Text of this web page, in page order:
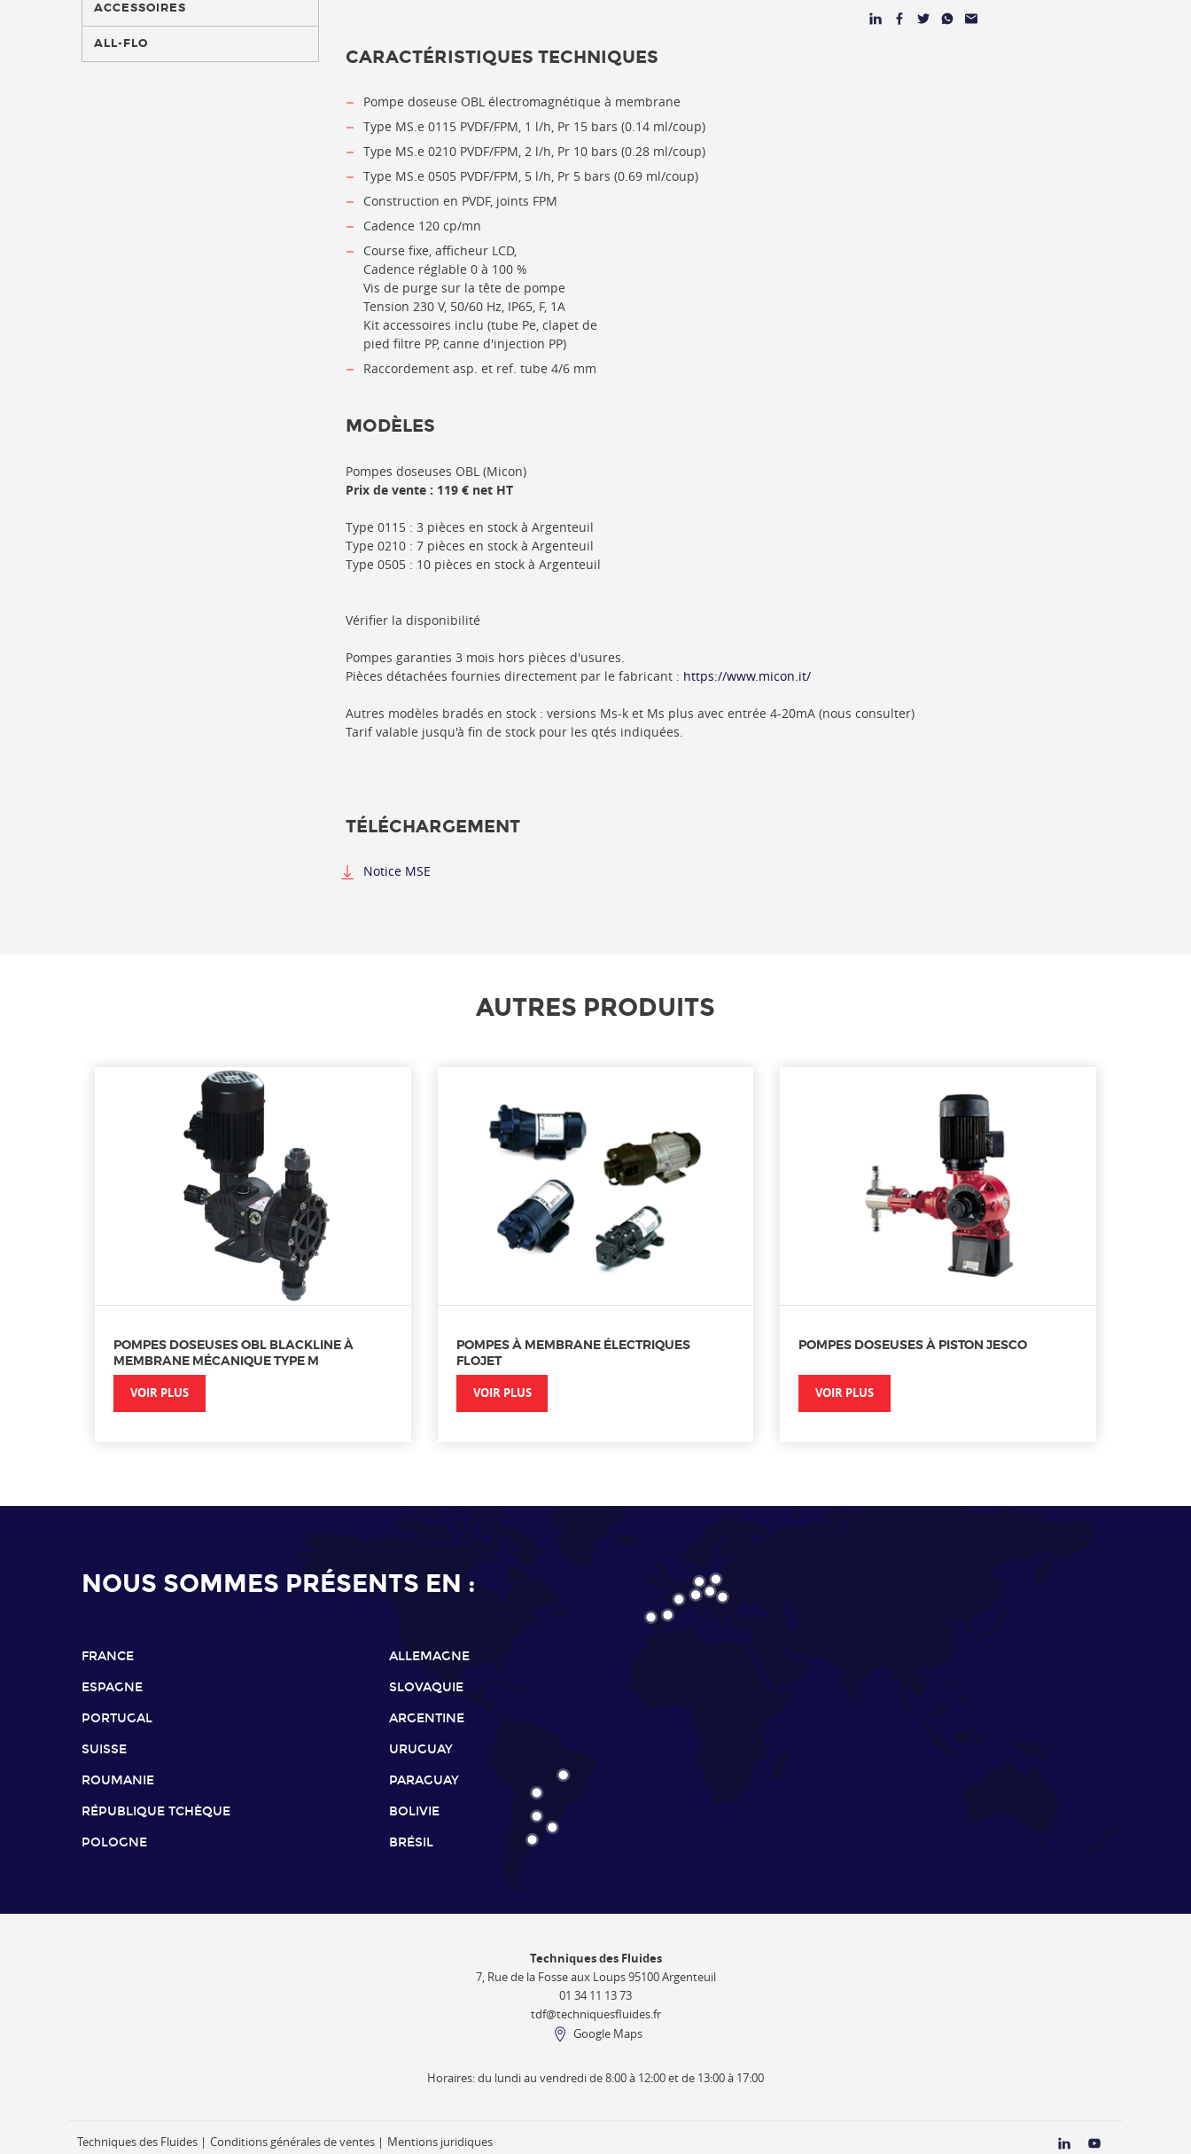
ACCESSOIRES
ALL-FLO
CARACTÉRISTIQUES TECHNIQUES
Pompe doseuse OBL électromagnétique à membrane
Type MS.e 0115 PVDF/FPM, 1 l/h, Pr 15 bars (0.14 ml/coup)
Type MS.e 0210 PVDF/FPM, 2 l/h, Pr 10 bars (0.28 ml/coup)
Type MS.e 0505 PVDF/FPM, 5 l/h, Pr 5 bars (0.69 ml/coup)
Construction en PVDF, joints FPM
Cadence 120 cp/mn
Course fixe, afficheur LCD,
Cadence réglable 0 à 100 %
Vis de purge sur la tête de pompe
Tension 230 V, 50/60 Hz, IP65, F, 1A
Kit accessoires inclu (tube Pe, clapet de
pied filtre PP, canne d'injection PP)
Raccordement asp. et ref. tube 4/6 mm
MODÈLES
Pompes doseuses OBL (Micon)
Prix de vente : 119 € net HT
Type 0115 : 3 pièces en stock à Argenteuil
Type 0210 : 7pièces en stock à Argenteuil
Type 0505 : 10pièces en stock à Argenteuil
Vérifier la disponibilité
Pompes garanties 3 mois hors pièces d'usures.
Pièces détachées fournies directement par le fabricant : https://www.micon.it/
Autres modèles bradés en stock : versions Ms-k et Ms plus avec entrée 4-20mA (nous consulter)
Tarif valable jusqu'à fin de stock pour les qtés indiquées.
TÉLÉCHARGEMENT
Notice MSE
AUTRES PRODUITS
POMPES DOSEUSES OBL BLACKLINE À
MEMBRANE MÉCANIQUE TYPE M
VOIR PLUS
POMPES À MEMBRANE ÉLECTRIQUES
FLOJET
VOIR PLUS
POMPES DOSEUSES À PISTON JESCO
VOIR PLUS
NOUS SOMMES PRÉSENTS EN :
FRANCE
ESPAGNE
PORTUGAL
SUISSE
ROUMANIE
RÉPUBLIQUE TCHÈQUE
POLOGNE
ALLEMAGNE
SLOVAQUIE
ARGENTINE
URUGUAY
PARAGUAY
BOLIVIE
BRÉSIL
Techniques des Fluides
7, Rue de la Fosse aux Loups 95100 Argenteuil
01 34 11 13 73
tdf@techniquesfluides.fr
Google Maps
Horaires: du lundi au vendredi de 8:00 à 12:00 et de 13:00 à 17:00
Techniques des Fluides Conditions générales de ventes Mentions juridiques